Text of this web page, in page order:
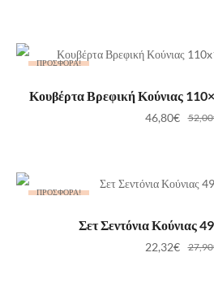
ΠΡΟΣΦΟΡΆ!
ΕΠΙΛΟΓΉ
Κουβέρτα Βρεφική Κούνιας
52,00
46,80€
ΠΡΟΣΦΟΡΆ!
ΠΡΟΣΘΉΚΗ ΣΤΟ
Σετ Σεντόνια Κούνιας
27,90
22,32€